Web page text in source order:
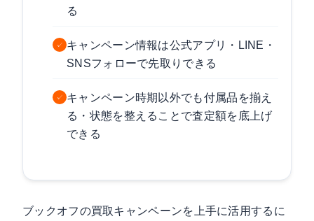
る
✓
キャンペーン情報は公式アプリ・LINE・
SNSフォローで先取りできる
✓
キャンペーン時期以外でも付属品を揃え
る・状態を整えることで査定額を底上げ
できる
ブックオフの買取キャンペーンを上手に活用するに